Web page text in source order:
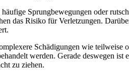
Sprungbewegungen oder
das Risiko für Verletzungen.
Schädigungen wie teilweise
werden. Gerade deswegen ist
zu ziehen.